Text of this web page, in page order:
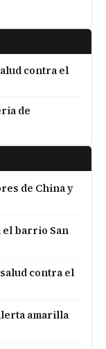
contra el
de
de China y
el barrio San
contra el
amarilla